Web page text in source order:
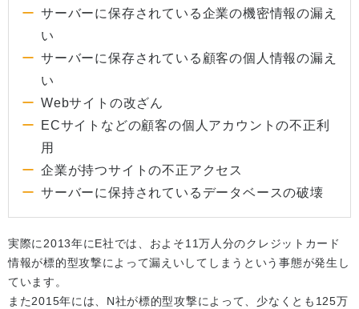
サーバーに保存されている企業の機密情報の漏え
い
サーバーに保存されている顧客の個人情報の漏え
い
Webサイトの改ざん
ECサイトなどの顧客の個人アカウントの不正利
用
企業が持つサイトの不正アクセス
サーバーに保持されているデータベースの破壊
実際に2013年にE社では、およそ11万人分のクレジットカード
情報が標的型攻撃によって漏えいしてしまうという事態が発生し
ています。
また2015年には、N社が標的型攻撃によって、少なくとも125万